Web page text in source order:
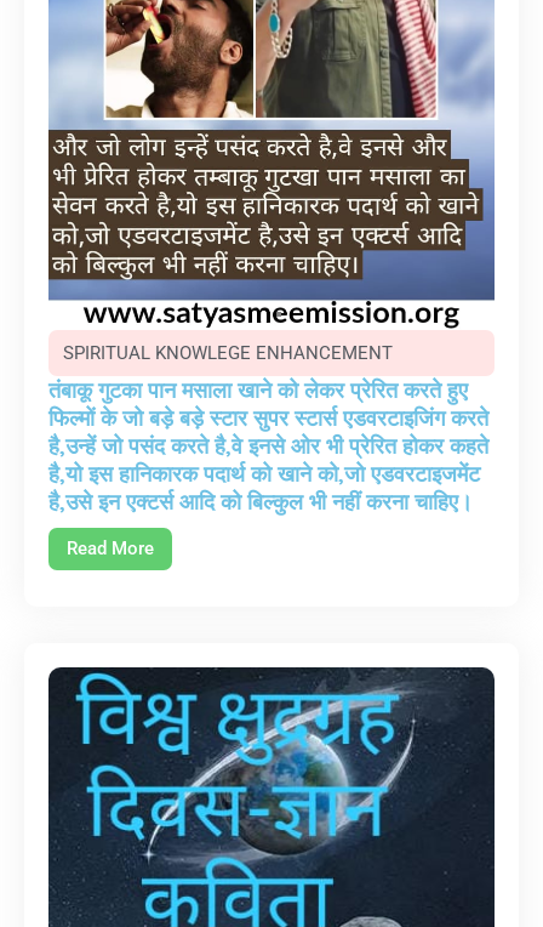
SPIRITUAL KNOWLEGE ENHANCEMENT
तंबाकू गुटका पान मसाला खाने को लेकर प्रेरित करते हुए
फिल्मों के जो बड़े बड़े स्टार सुपर स्टार्स एडवरटाइजिंग करते
है,उन्हें जो पसंद करते है,वे इनसे ओर भी प्रेरित होकर कहते
है,यो इस हानिकारक पदार्थ को खाने को,जो एडवरटाइजमेंट
है,उसे इन एक्टर्स आदि को बिल्कुल भी नहीं करना चाहिए।
Read More